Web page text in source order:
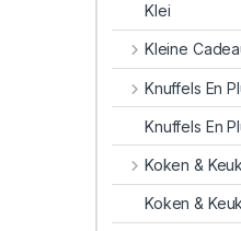
Klei
Kleine
Knuffels En
Knuffels En
Koken &
Koken &